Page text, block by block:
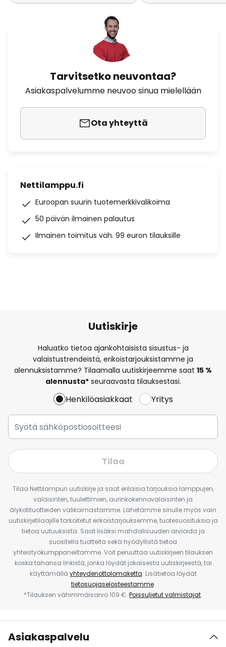
Tarvitsetko neuvontaa?
Asiakaspalvelumme neuvoo sinua mielellään
Ota yhteyttä
Nettilamppu.fi
Euroopan suurin tuotemerkkivalikoima
50 päivän ilmainen palautus
Ilmainen toimitus väh. 99 euron tilauksille
Uutiskirje
Haluatko tietoa ajankohtaisista sisustus- ja
valaistustrendeistä, erikoistarjouksistamme ja
alennuksistamme? Tilaamalla uutiskirjeemme saat 15 %
alennusta*seuraavasta tilauksestasi.
Henkilöasiakkaat Yritys
Tilaa
Tilaa Nettilampun uutiskirje ja saat erilaisia tarjouksia lamppujen,
valaisinten, tuulettimien, aurinkokennovalaisinten ja
älykotituotteiden valikoimastamme. Lähetämme sinulle myös vain
uutiskirjetilaajille tarkoitetut erikoistarjouksemme, tuotesuosituksia ja
tietoa uutuuksista. Saat lisäksi mahdollisuuden arvioida ja
suositella tuotteita sekä hyödyllistä tietoa
yhteistyökumppaneiltamme. Voit peruuttaa uutiskirjeen tilauksen
koska tahansa linkistä, jonka löydät jokaisesta uutiskirjeestä, tai
käyttämällä yhteydenottolomaketta. Lisätietoa löydät
tietosuojaselosteestamme.
*Tilauksen vähimmäisarvo 109 €. Poissuljetut valmistajat.
Asiakaspalvelu